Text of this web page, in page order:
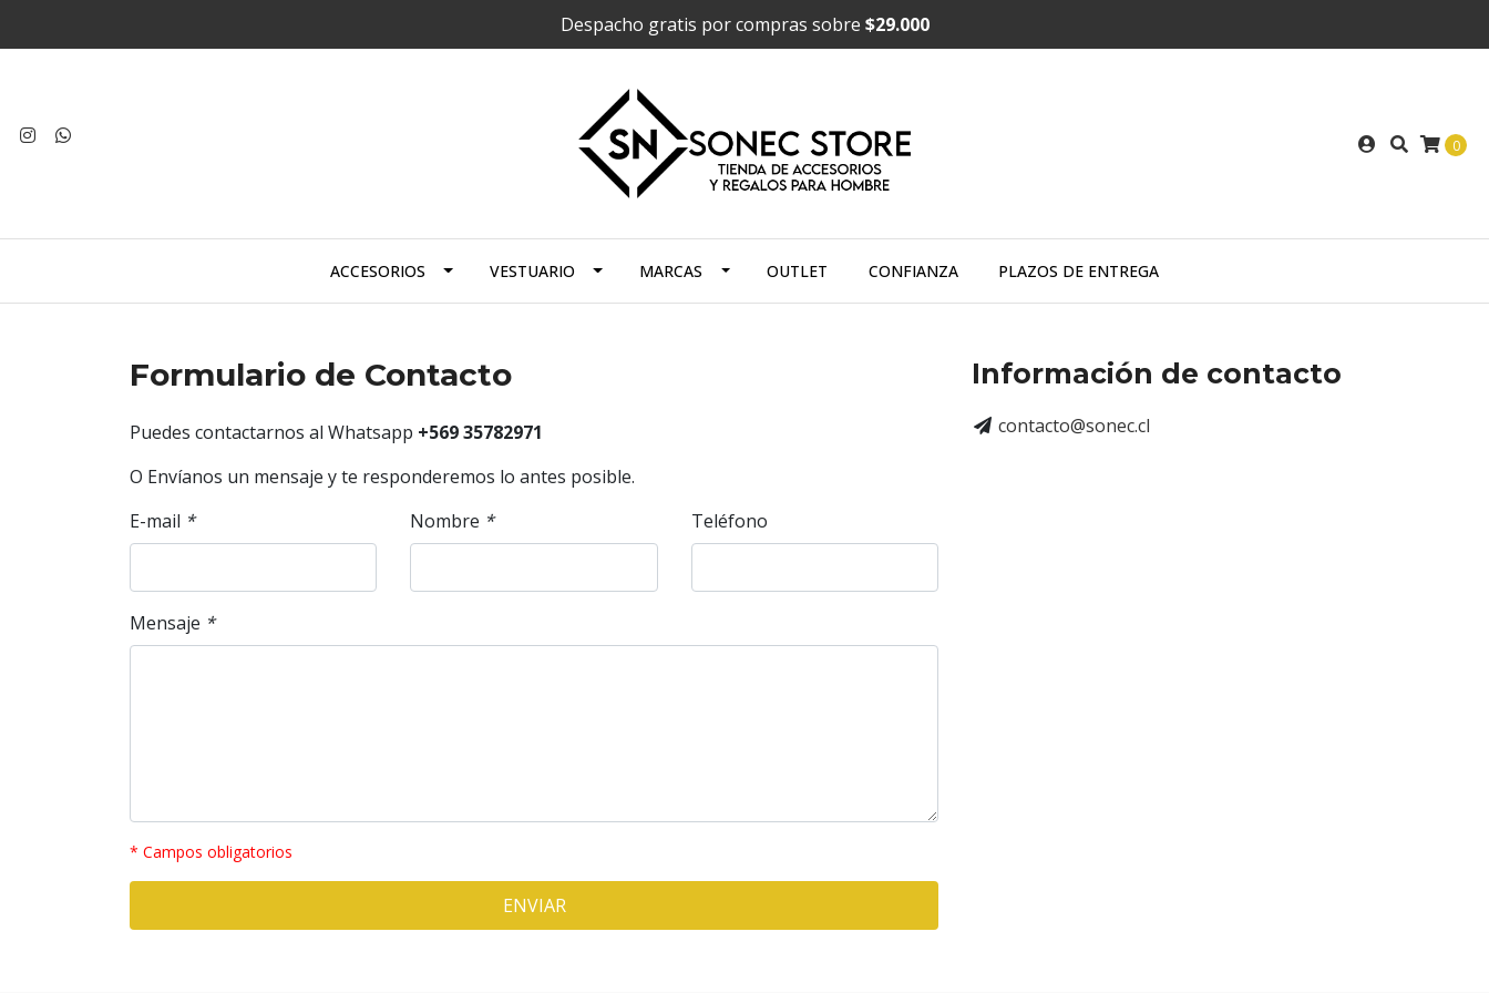
Despacho gratis por compras sobre $29.000
0
ACCESORIOS VESTUARIO MARCAS OUTLET CONFIANZA PLAZOS DE ENTREGA
Formulario de Contacto
Puedes contactarnos al Whatsapp +569 35782971
O Envíanos un mensaje y te responderemos lo antes posible.
E-mail * Nombre * Teléfono
Mensaje *
* Campos obligatorios
Información de contacto
contacto@sonec.cl